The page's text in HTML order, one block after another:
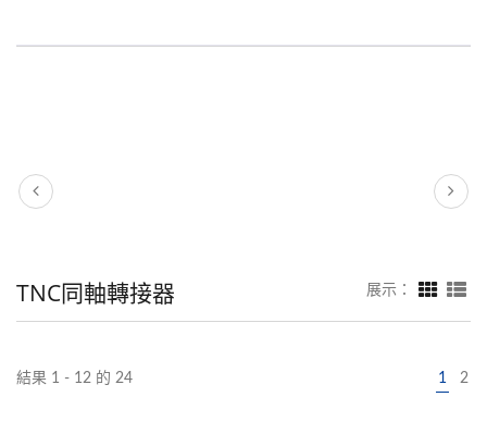
TNC同軸轉接器 展示：
結果 1 - 12 的 24 1 2